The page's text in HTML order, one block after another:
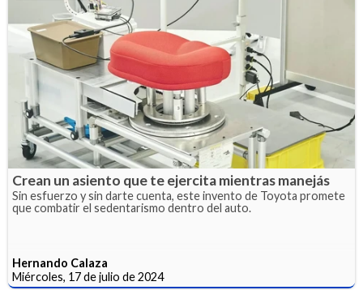
Crean un asiento que te ejercita mientras manejás
Sin esfuerzo y sin darte cuenta, este invento de Toyota promete
que combatir el sedentarismo dentro del auto.
Hernando Calaza
Miércoles, 17 de julio de 2024